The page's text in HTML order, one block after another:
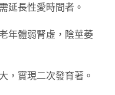
延長性愛時間者。
年體弱腎虛，陰莖萎
，實現二次發育著。